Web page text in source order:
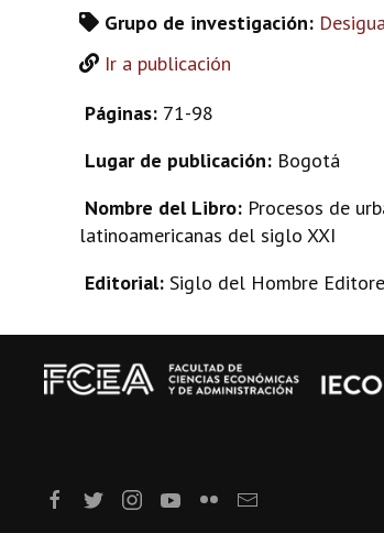
Grupo de investigación:
Ir a publicación
Páginas: 71-98
Lugar de publicación: Bogotá
Nombre del Libro: Procesos de
latinoamericanas del siglo XXI
Editorial: Siglo del Hombre